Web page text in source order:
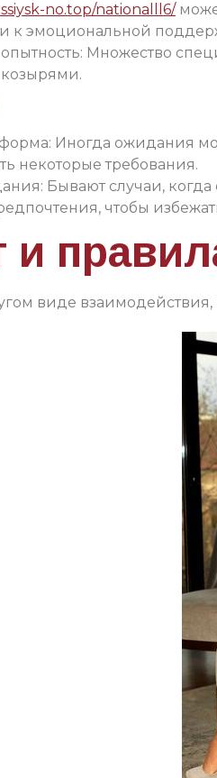
no.top/nationalll6/
и к эмоциональной
Множество
Иногда ожидания
некоторые требования.
Бывают случаи, когда
чтобы
и
виде взаимодействия,